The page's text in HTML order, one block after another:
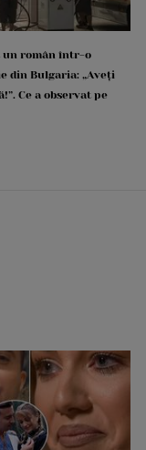
un român într-o
din Bulgaria: „Aveți
Ce a observat pe